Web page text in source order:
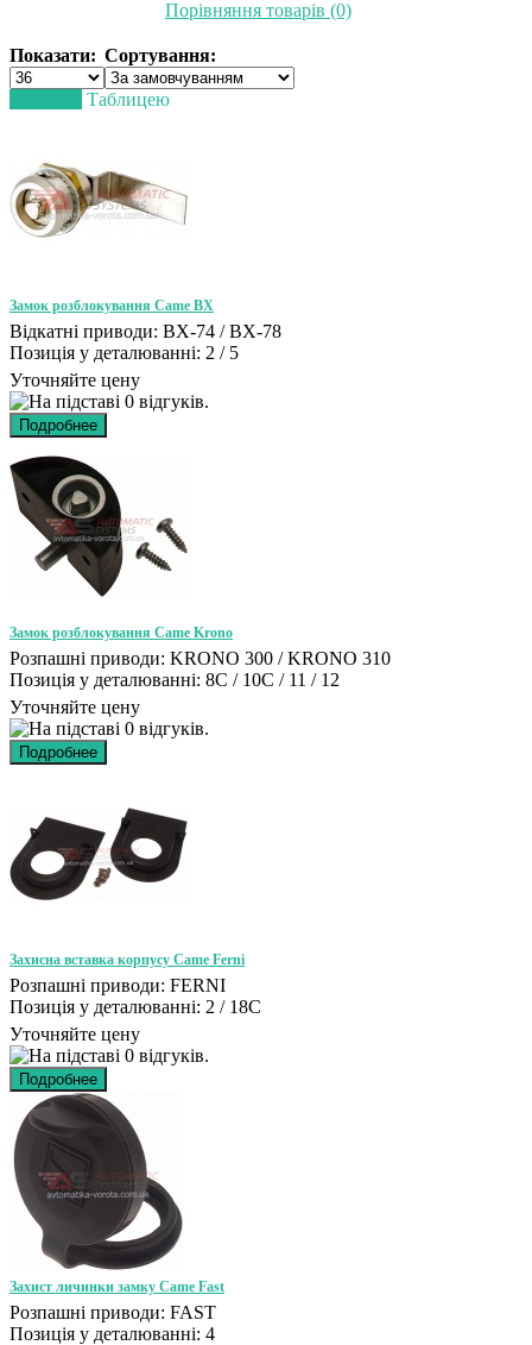
Порівняння товарів (0)
Показати: Сортування:
Таблицею
Замок розблокування Came BX
Відкатні приводи: BX-74 / BX-78
Позиція у деталюванні: 2 / 5
Уточняйте цену
Замок розблокування Came Krono
Розпашні приводи: KRONO 300 / KRONO 310
Позиція у деталюванні: 8C / 10C / 11 / 12
Уточняйте цену
Захисна вставка корпусу Came Ferni
Розпашні приводи: FERNI
Позиція у деталюванні: 2 / 18C
Уточняйте цену
Захист личинки замку Came Fast
Розпашні приводи: FAST
Позиція у деталюванні: 4